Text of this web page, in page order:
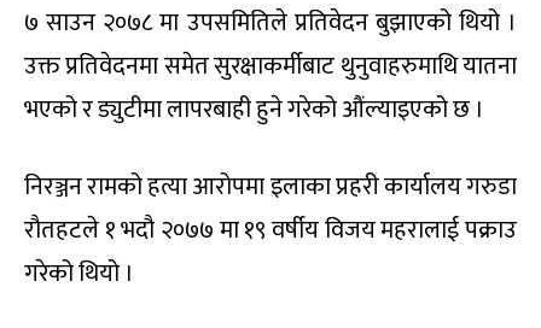
७ साउन २०७८ मा उपसमितिले प्रतिवेदन बुझाएको थियो ।
उक्त प्रतिवेदनमा समेत सुरक्षाकर्मीबाट थुनुवाहरुमाथि यातना
भएको र ड्युटीमा लापरबाही हुने गरेको औंल्याइएको छ ।
निरञ्जन रामको हत्या आरोपमा इलाका प्रहरी कार्यालय गरुडा
रौतहटले १ भदौ २०७७ मा १९ वर्षीय विजय महरालाई पक्राउ
गरेको थियो ।